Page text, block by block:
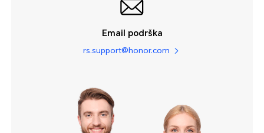
Email podrška
rs.support@honor.com